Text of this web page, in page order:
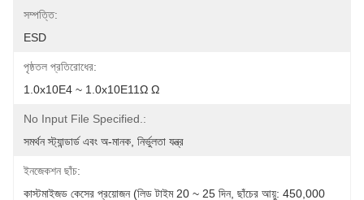
সম্পত্তি:
ESD
পৃষ্ঠতল প্রতিরোধের:
1.0x10E4 ~ 1.0x10E11Ω Ω
No Input File Specified.:
সমর্থন স্ট্যান্ডার্ড এবং অ-মানক, নির্ভুলতা যন্ত্র
ইনজেকশন ছাঁচ:
কাস্টমাইজড কেসের প্রয়োজন (লিড টাইম 20 ~ 25 দিন, ছাঁচের আয়ু: 450,000